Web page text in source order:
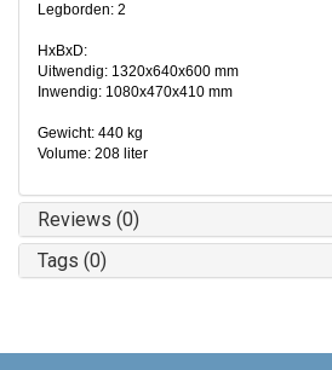
Legborden: 2
HxBxD:
Uitwendig: 1320x640x600 mm
Inwendig: 1080x470x410 mm
Gewicht: 440 kg
Volume: 208 liter
Reviews (0)
Tags (0)